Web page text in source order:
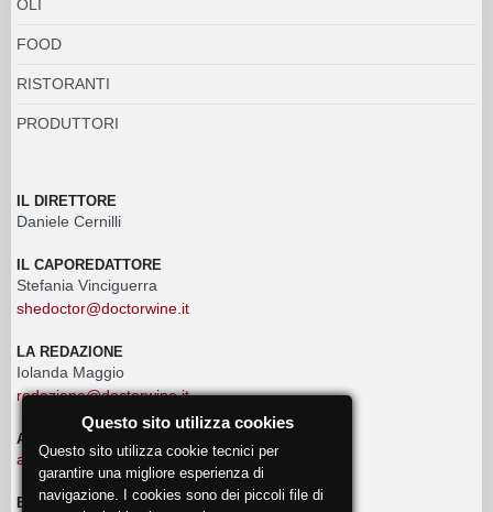
OLI
FOOD
RISTORANTI
PRODUTTORI
IL DIRETTORE
Daniele Cernilli
IL CAPOREDATTORE
Stefania Vinciguerra
shedoctor@doctorwine.it
LA REDAZIONE
Iolanda Maggio
redazione@doctorwine.it
ADVERTISING
advertising@doctorwine.it
EVENTI
Questo sito utilizza cookies
Questo sito utilizza cookie tecnici per
garantire una migliore esperienza di
navigazione. I cookies sono dei piccoli file di